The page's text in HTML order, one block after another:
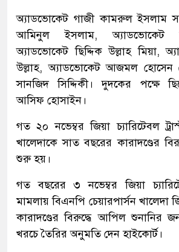
অ্যাডভোকেট গাজী কামরুল ইসলাম
আমিনুল ইসলাম, অ্যাডভোকেট
অ্যাডভোকেট ছিদ্দিক উল্লাহ মিয়া,
উল্লাহ, অ্যাডভোকেট আজমল হোসেন
সানজিদ সিদ্দিকী। দুদকের পক্ষে
আসিফ হোসাইন।
গত ২০ নভেম্বর জিয়া চ্যারিটেবল
খালেদাকে সাত বছরের কারাদণ্ডের
শুরু হয়।
গত বছরের ৩ নভেম্বর জিয়া
মামলায় বিএনপি চেয়ারপার্সন খালেদা
কারাদণ্ডের বিরুদ্ধে আপিল শুনানির
খরচে তৈরির অনুমতি দেন হাইকোর্ট।